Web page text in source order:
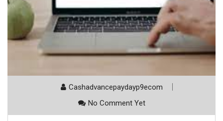
Cashadvancepaydayp9ecom
No Comment Yet